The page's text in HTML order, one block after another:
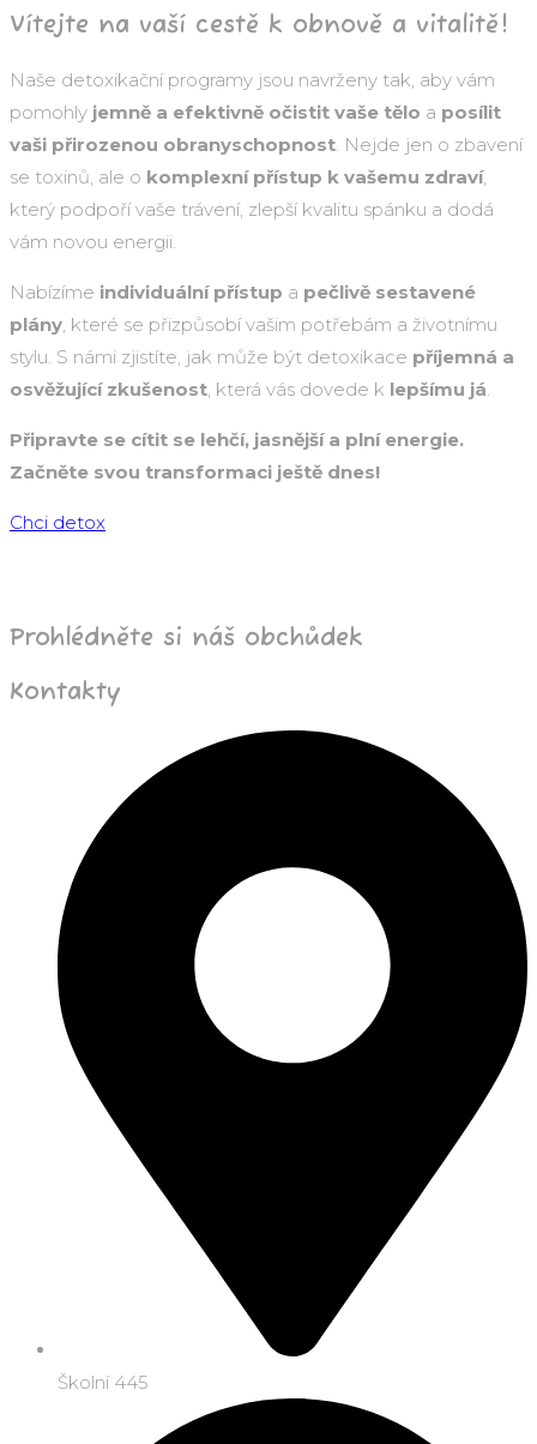
Vítejte na vaší cestě k obnově a vitalitě!
Naše detoxikační programy jsou navrženy tak, aby vám
pomohly jemně a efektivně očistit vaše tělo a posílit
vaši přirozenou obranyschopnost. Nejde jen o zbavení
se toxinů, ale o komplexní přístup k vašemu zdraví,
který podpoří vaše trávení, zlepší kvalitu spánku a dodá
vám novou energii.
Nabízíme individuální přístup a pečlivě sestavené
plány, které se přizpůsobí vašim potřebám a životnímu
stylu. S námi zjistíte, jak může být detoxikace příjemná a
osvěžující zkušenost, která vás dovede k lepšímu já.
Připravte se cítit se lehčí, jasnější a plní energie.
Začněte svou transformaci ještě dnes!
Chci detox
Prohlédněte si náš obchůdek
Kontakty
Školní 445